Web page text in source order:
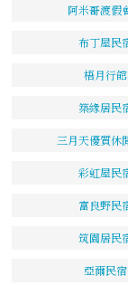
阿米哥渡假
布丁屋民
梧月行館
築緣居民
三月天優質休
彩虹屋民
富良野民
筑園居民
亞爾民宿